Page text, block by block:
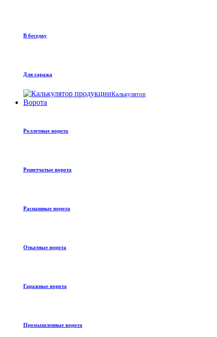
В беседку
Для гаража
Калькулятор
Ворота
Роллетные ворота
Решетчатые ворота
Распашные ворота
Откатные ворота
Гаражные ворота
Промышленные ворота